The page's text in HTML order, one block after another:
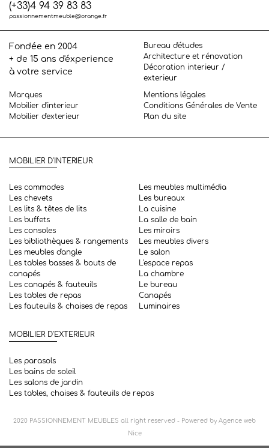
(+33)4 94 39 83 83
passionnementmeuble@orange.fr
Fondée en 2004
+ de 15 ans d'éxperience
à votre service
Bureau d'études
Architecture et rénovation
Décoration interieur /
exterieur
Marques
Mobilier d'interieur
Mobilier d'exterieur
Mentions légales
Conditions Générales de Vente
Plan du site
MOBILIER D'INTERIEUR
Les commodes
Les chevets
Les lits & têtes de lits
Les buffets
Les consoles
Les bibliothèques & rangements
Les meubles d'angle
Les tables basses & bouts de
canapés
Les canapés & fauteuils
Les tables de repas
Les fauteuils & chaises de repas
Les meubles multimédia
Les bureaux
La cuisine
La salle de bain
Les miroirs
Les meubles divers
Le salon
L'espace repas
La chambre
Le bureau
Canapés
Luminaires
MOBILIER D'EXTERIEUR
Les parasols
Les bains de soleil
Les salons de jardin
Les tables, chaises & fauteuils de repas
2020 PASSIONNEMENT MEUBLES all right reserved - Powered byAgence web
Nice